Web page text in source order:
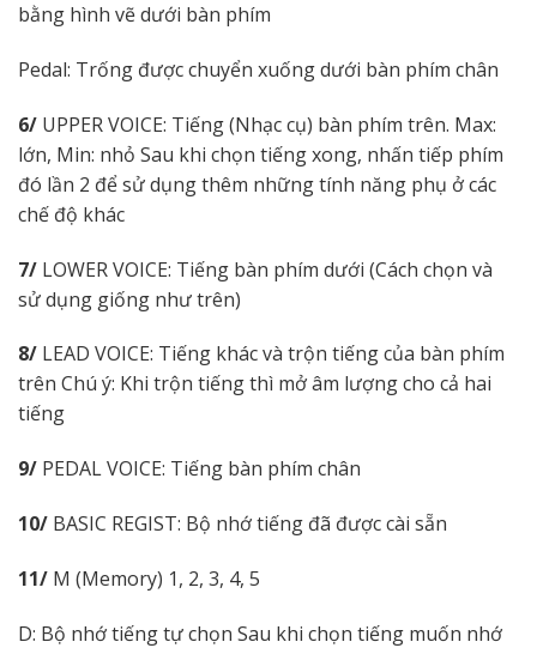
bằng hình vẽ dưới bàn phím
Pedal: Trống được chuyển xuống dưới bàn phím chân
6/ UPPER VOICE: Tiếng (Nhạc cụ) bàn phím trên. Max:
lớn, Min: nhỏ Sau khi chọn tiếng xong, nhấn tiếp phím
đó lần 2 để sử dụng thêm những tính năng phụ ở các
chế độ khác
7/ LOWER VOICE: Tiếng bàn phím dưới (Cách chọn và
sử dụng giống như trên)
8/ LEAD VOICE: Tiếng khác và trộn tiếng của bàn phím
trên Chú ý: Khi trộn tiếng thì mở âm lượng cho cả hai
tiếng
9/ PEDAL VOICE: Tiếng bàn phím chân
10/ BASIC REGIST: Bộ nhớ tiếng đã được cài sẵn
11/ M (Memory) 1, 2, 3, 4, 5
D: Bộ nhớ tiếng tự chọn Sau khi chọn tiếng muốn nhớ